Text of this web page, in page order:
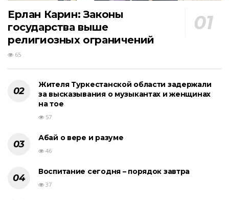
Ерлан Карин: Законы
государства выше
религиозных ограничений
65
Жителя Туркестанской области задержали
за высказывания о музыкантах и женщинах
на тое
57
Абай о вере и разуме
46
Воспитание сегодня – порядок завтра
37